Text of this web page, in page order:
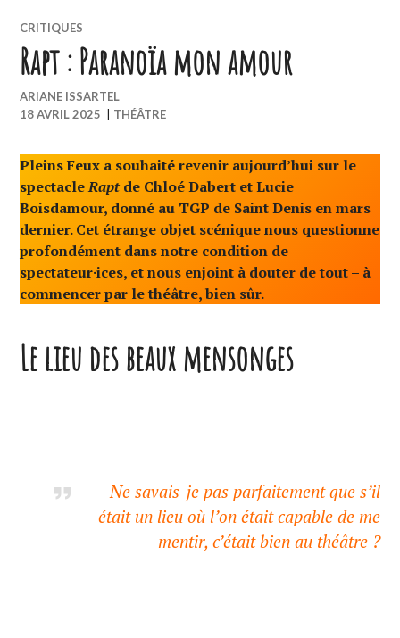
CRITIQUES
Rapt : Paranoïa mon amour
ARIANE ISSARTEL
18 AVRIL 2025
THÉÂTRE
Pleins Feux a souhaité revenir aujourd’hui sur le
spectacleRaptde Chloé Dabert et Lucie
Boisdamour, donné au TGP de Saint Denis en mars
dernier. Cet étrange objet scénique nous questionne
profondément dans notre condition de
spectateur·ices, et nous enjoint à douter de tout – à
commencer par le théâtre, bien sûr.
Le lieu des beaux mensonges
Ne savais-je pas parfaitement que s’il
était un lieu où l’on était capable de me
mentir, c’était bien au théâtre ?